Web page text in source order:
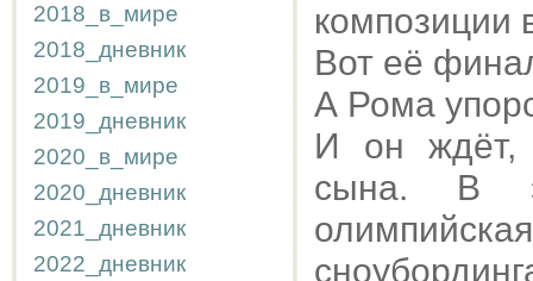
2018_в_мире
2018_дневник
2019_в_мире
2019_дневник
2020_в_мире
2020_дневник
2021_дневник
2022_дневник
композиции
Вот её
А Рома
И он ждёт,
сына. В